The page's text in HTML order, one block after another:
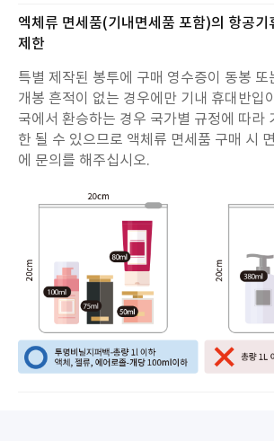
엑체류 면세품(기내면세품 포함)의 항공기
제한
특별 제작된 봉투에 구매 영수증이 동봉 또
개봉 흔적이 없는 경우에만 기내 휴대반입
국에서 환승하는 경우 국가별 규정에 따라
한 될 수 있으므로 액체류 면세품 구매 시
에 문의를 해주십시오.